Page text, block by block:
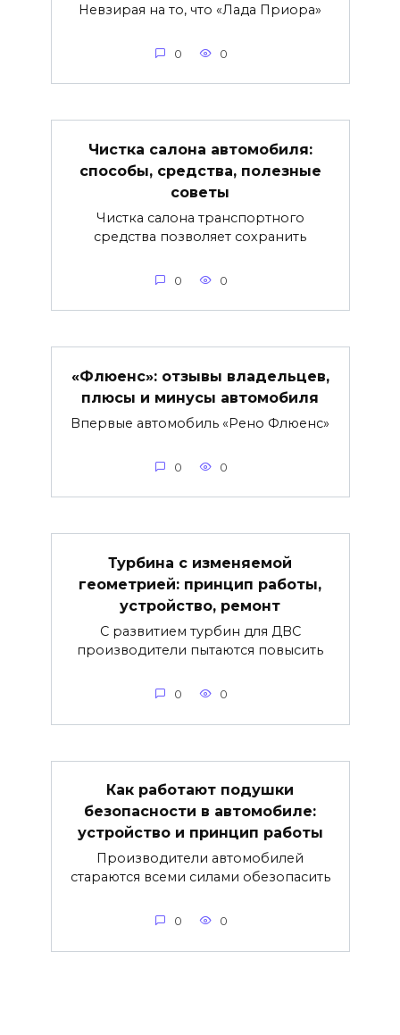
Невзирая на то, что «Лада Приора»
0 0
Чистка салона автомобиля:
способы, средства, полезные
советы
Чистка салона транспортного
средства позволяет сохранить
0 0
«Флюенс»: отзывы владельцев,
плюсы и минусы автомобиля
Впервые автомобиль «Рено Флюенс»
0 0
Турбина с изменяемой
геометрией: принцип работы,
устройство, ремонт
С развитием турбин для ДВС
производители пытаются повысить
0 0
Как работают подушки
безопасности в автомобиле:
устройство и принцип работы
Производители автомобилей
стараются всеми силами обезопасить
0 0